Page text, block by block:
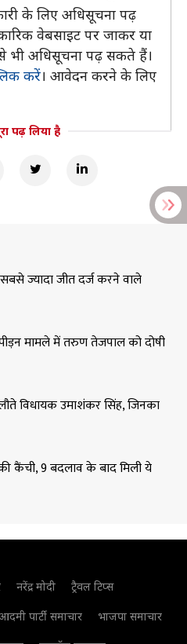
के लिए अधिसूचना पढ़
वेबसाइट पर जाकर या
से भी अधिसूचना पढ़ सकते हैं।
करें। आवेदन करने के लिए
पढ़ लिया है
ज्यादा जीत दर्ज करने वाले
मामले में तरुण तेजपाल को दोषी
विधायक उमाशंकर सिंह, जिनका
कैंची, 9 बदलाव के बाद मिली ये
नरेंद्र मोदी
ट्रैवल टिप्स
पार्टी समाचार
भाजपा समाचार